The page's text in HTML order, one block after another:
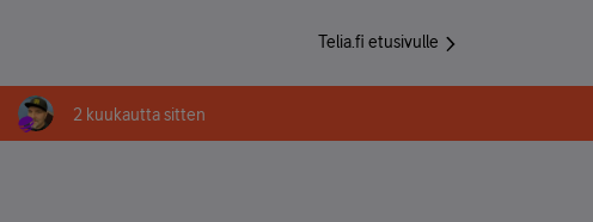
Telia.fi etusivulle
2 kuukautta sitten